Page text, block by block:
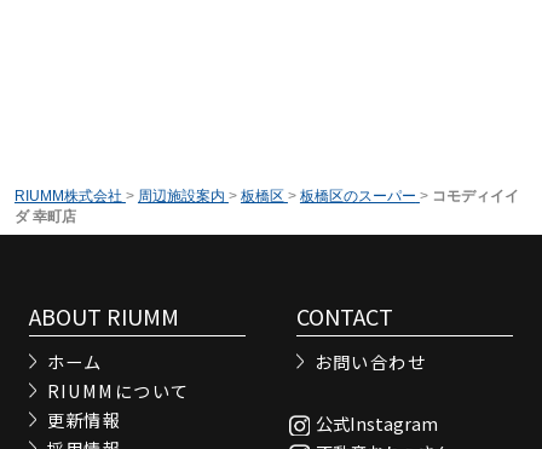
RIUMM株式会社 > 周辺施設案内 > 板橋区 > 板橋区のスーパー > コモディイイ
ダ 幸町店
ABOUT RIUMM
ホーム
RIUMMについて
更新情報
CONTACT
お問い合わせ
公式Instagram